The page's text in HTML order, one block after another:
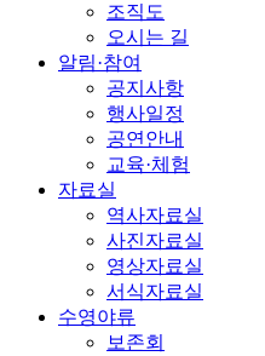
조직도
오시는 길
알림·참여
공지사항
행사일정
공연안내
교육·체험
자료실
역사자료실
사진자료실
영상자료실
서식자료실
수영야류
보존회